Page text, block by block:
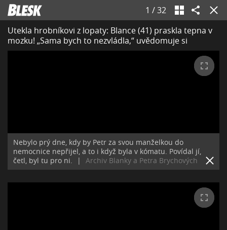
1 /32
Utekla hrobníkovi z lopaty: Blance (41) praskla tepna v
mozku! „Sama bych to nezvládla,“ uvědomuje si
Nebylo prý dne, kdy by Petr za svou manželkou do
nemocnice nepřijel, a to i když byla v kómatu. Povídal jí,
četl, byl tu pro ni.
| Archiv Blanky a Petra Brychových